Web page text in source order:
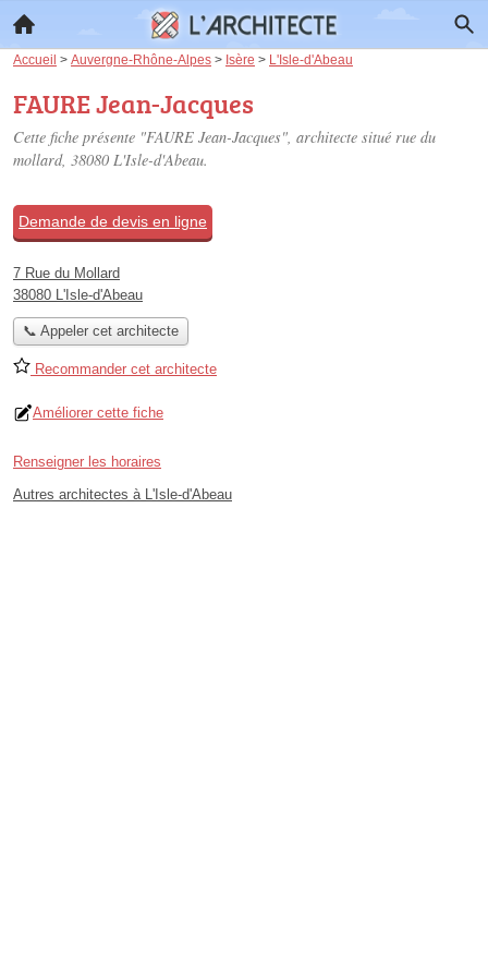
Accueil > Auvergne-Rhône-Alpes > Isère > L'Isle-d'Abeau
FAURE Jean-Jacques
Cette fiche présente "FAURE Jean-Jacques", architecte situé rue du
mollard, 38080 L'Isle-d'Abeau.
Demande de devis en ligne
7 Rue du Mollard
38080 L'Isle-d'Abeau
📞 Appeler cet architecte
Recommander cet architecte
Améliorer cette fiche
Renseigner les horaires
Autres architectes à L'Isle-d'Abeau